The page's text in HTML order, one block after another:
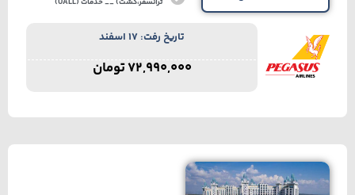
ترانسفر،گشت) __ خدمات (UALL)
تاریخ رفت: 17 اسفند
72,990,000تومان